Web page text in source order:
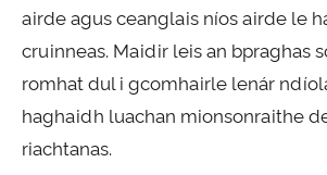
airde agus ceanglais níos airde le
cruinneas. Maidir leis an bpraghas
romhat dul i gcomhairle lenár
haghaidh luachan mionsonraithe
riachtanas.